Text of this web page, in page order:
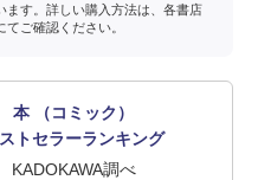
ます。詳しい購入方法は、各書店
てご確認ください。
本 （コミック）
トセラーランキング
KADOKAWA調べ